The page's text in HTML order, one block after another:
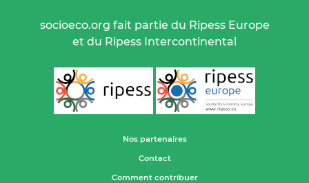
socioeco.org fait partie du Ripess Europe
et du Ripess Intercontinental
Nos partenaires
Contact
Comment contribuer